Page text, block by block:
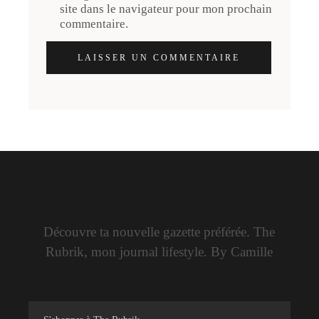
site dans le navigateur pour mon prochain
commentaire.
LAISSER UN COMMENTAIRE
Découvre ta nouvelle gazette préférée. The
Rubrik, mon journal lifestyle. By Camille